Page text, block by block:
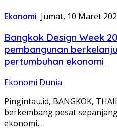
Ekonomi Jumat, 10 Maret
Bangkok Design Week
pembangunan
pertumbuhan ekonomi
Ekonomi Dunia
Pingintau.id, BANGKOK,
berkembang pesat
ekonomi,…